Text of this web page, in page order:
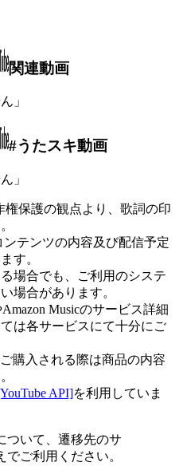
関連動画
」
#うたスキ動画
」
権保護の観点より、歌詞の印
テンツの内容及び配信予定
す。
場合でも、ご利用のシステ
場合があります。
Musicのサービス詳細
は各サービスにて十分にご
ご購入される際は商品の内容
API]を利用していま
ついて、遷移先のサ
ご利用ください。